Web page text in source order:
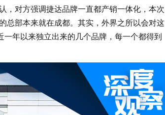
，对方强调捷达品牌一直都产销一体化，本次
总部本来就在成都。其实，外界之所以会对这
年以来独立出来的几个品牌，每一个都得到